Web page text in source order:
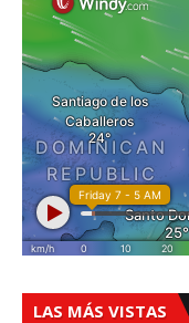
LAS MÁS VISTAS